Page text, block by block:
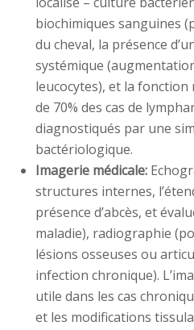
biochimiques sanguines
du cheval, la présence
systémique
leucocytes), et la
de 70% des cas de
diagnostiqués par une
bactériologique.
Imagerie médicale:
structures internes,
présence d’abcès, et
maladie), radiographie
lésions osseuses ou
infection chronique).
utile dans les cas
et les modifications